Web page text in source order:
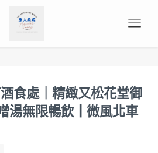
食處｜精緻又松花堂御
湯無限暢飲┃微風北車